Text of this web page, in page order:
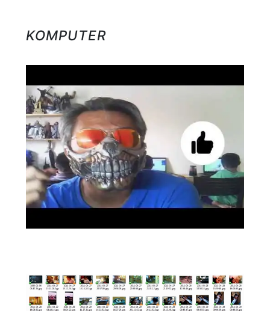
KOMPUTER